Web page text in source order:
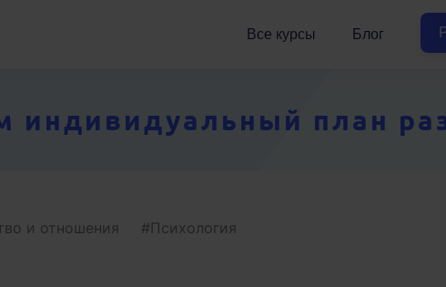
Все курсы Блог
индивидуальный план
и отношения Психология